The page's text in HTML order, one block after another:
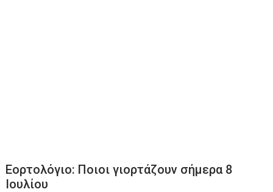
Εορτολόγιο: Ποιοι γιορτάζουν σήμερα 8
Ιουλίου